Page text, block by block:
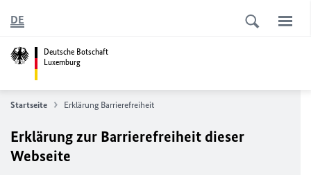
Deutsche Botschaft
Luxemburg
DE
Startseite Erklärung Barrierefreiheit
Erklärung zur Barrierefreiheit dieser
Webseite